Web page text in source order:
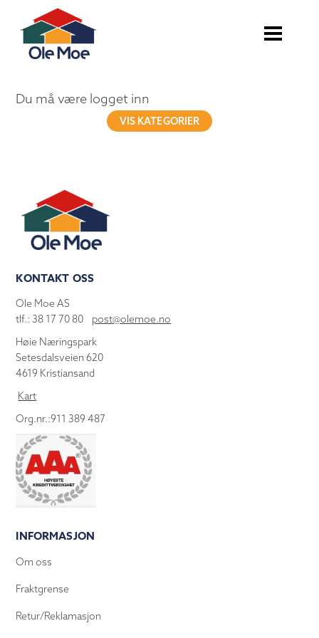
Du må være logget inn
VIS KATEGORIER
KONTAKT OSS
Ole Moe AS
tlf.: 38 17 70 80 post@olemoe.no
Høie Næringspark
Setesdalsveien 620
4619 Kristiansand
Kart
Org.nr.:911 389 487
INFORMASJON
Om oss
Fraktgrense
Retur/Reklamasjon